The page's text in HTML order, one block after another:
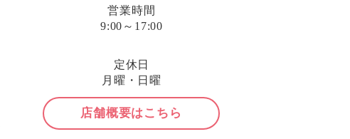
営業時間
9:00～17:00
定休日
月曜・日曜
店舗概要はこちら